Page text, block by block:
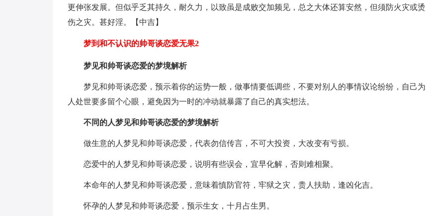
更伸张发展。但似乎乏其持久，耐久力，以致虽是成败交加频见，总之大体还算安然，但须防火灾或烫
伤之灾。甚好淫。【中吉】
梦到和不认识的帅哥谈恋爱无果2
梦见和帅哥谈恋爱的梦境解析
梦见和帅哥谈恋爱，预示着你的运势一般，做事情要低调些，不要对别人的事情议论纷纷，自己为
人处世要多留个心眼，避免因为一时的冲动就暴露了自己的真实想法。
不同的人梦见和帅哥谈恋爱的梦境解析
做生意的人梦见和帅哥谈恋爱，代表勿信传言，不可大投资，大改变有亏损。
恋爱中的人梦见和帅哥谈恋爱，说明有些误会，宜早化解，否则难相聚。
本命年的人梦见和帅哥谈恋爱，意味着慎防官符，牢狱之灾，贵人扶助，逢凶化吉。
怀孕的人梦见和帅哥谈恋爱，预示生女，十月占生男。